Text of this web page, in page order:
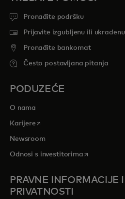
Pronađite podršku
Prijavite izgubljenu ili
Pronađite bankomat
Često postavljana pitanja
PODUZEĆE
O nama
Karijereopens in a new tab
Newsroom
Odnosi s investitorimaopens in a
PRAVNE INFORMACIJE
PRIVATNOSTI